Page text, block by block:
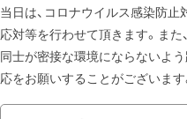
当日は、コロナウイルス感染防止
応対等を行わせて頂きます。また
同士が密接な環境にならないよ
応をお願いすることがございます